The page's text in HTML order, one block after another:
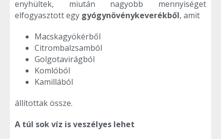
enyhültek, miután nagyobb mennyiséget
elfogyasztott egy gyógynövénykeverékből, amit
Macskagyökérből
Citrombalzsamból
Golgotavirágból
Komlóból
Kamillából
állítottak össze.
A túl sok víz is veszélyes lehet